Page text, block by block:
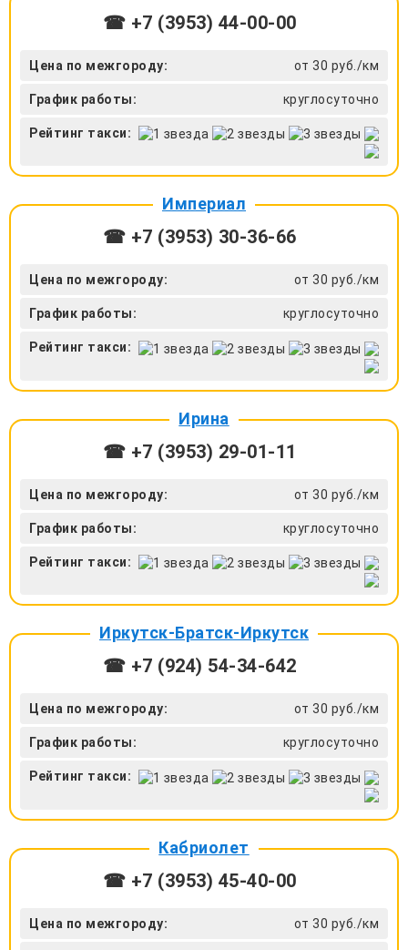
☎ +7 (3953) 44-00-00
Цена по межгороду: от 30 руб./км
График работы: круглосуточно
Рейтинг такси:
Империал
☎ +7 (3953) 30-36-66
Цена по межгороду: от 30 руб./км
График работы: круглосуточно
Рейтинг такси:
Ирина
☎ +7 (3953) 29-01-11
Цена по межгороду: от 30 руб./км
График работы: круглосуточно
Рейтинг такси:
Иркутск-Братск-Иркутск
☎ +7 (924) 54-34-642
Цена по межгороду: от 30 руб./км
График работы: круглосуточно
Рейтинг такси:
Кабриолет
☎ +7 (3953) 45-40-00
Цена по межгороду: от 30 руб./км